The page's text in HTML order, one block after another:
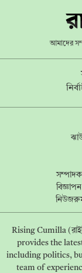
আমাদের
Rising Cumilla
provides the
including politics,
team of